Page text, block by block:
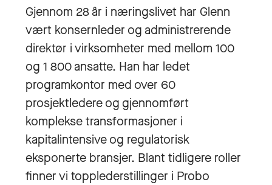
Gjennom 28 år i næringslivet har Glenn
vært konsernleder og administrerende
direktør i virksomheter med mellom 100
og 1 800 ansatte. Han har ledet
programkontor med over 60
prosjektledere og gjennomført
komplekse transformasjoner i
kapitalintensive og regulatorisk
eksponerte bransjer. Blant tidligere roller
finner vi topplederstillinger i Probo